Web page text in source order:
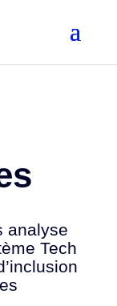
analyse
Tech